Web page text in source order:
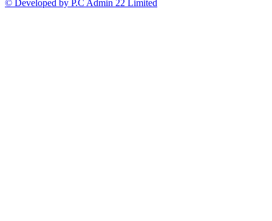
© Developed by P.C Admin 22 Limited